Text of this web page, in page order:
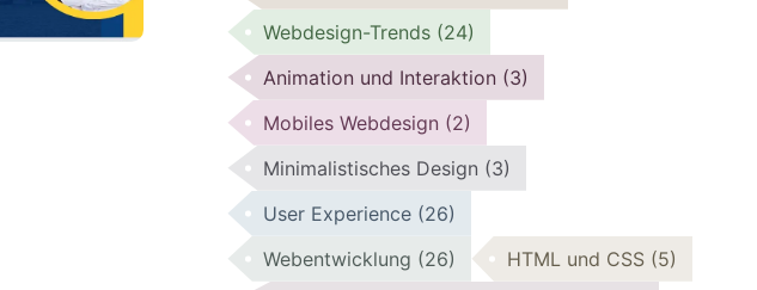
Webdesign-Trends (24)
Animation und Interaktion (3)
Mobiles Webdesign (2)
Minimalistisches Design (3)
User Experience (26)
Webentwicklung (26) HTML und CSS (5)